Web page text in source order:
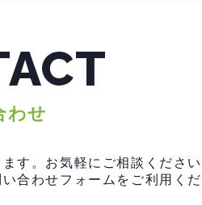
わせ
す。お気軽にご相談ください
合わせフォームをご利用くだ